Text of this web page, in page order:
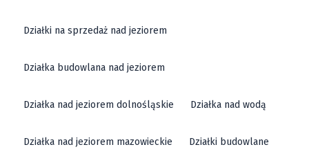
Działki na sprzedaż nad jeziorem
Działka budowlana nad jeziorem
Działka nad jeziorem dolnośląskie Działka nad wodą
Działka nad jeziorem mazowieckie Działki budowlane